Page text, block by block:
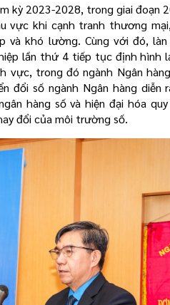
kỳ 2023-2028, trong giai đoạn
vực khi cạnh tranh thương
khó lường. Cùng với đó, làn
lần thứ 4 tiếp tục định hình
vực, trong đó ngành Ngân
đổi số ngành Ngân hàng diễn
hàng số và hiện đại hóa
đổi của môi trường số.